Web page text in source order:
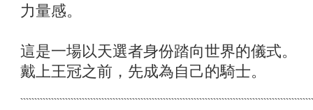
力量感。
這是一場以天選者身份踏向世界的儀式。
戴上王冠之前，先成為自己的騎士。